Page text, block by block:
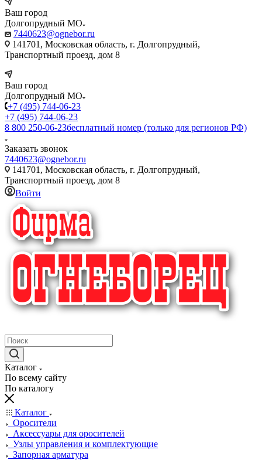
Ваш город
Долгопрудный МО
7440623@ognebor.ru
141701, Московская область, г. Долгопрудный,
Транспортный проезд, дом 8
Ваш город
Долгопрудный МО
+7 (495) 744-06-23
+7 (495) 744-06-23
8 800 250-06-23бесплатный номер (только для регионов РФ)
Заказать звонок
7440623@ognebor.ru
141701, Московская область, г. Долгопрудный,
Транспортный проезд, дом 8
Войти
Каталог
По всему сайту
По каталогу
Каталог
Оросители
Аксессуары для оросителей
Узлы управления и комплектующие
Запорная арматура